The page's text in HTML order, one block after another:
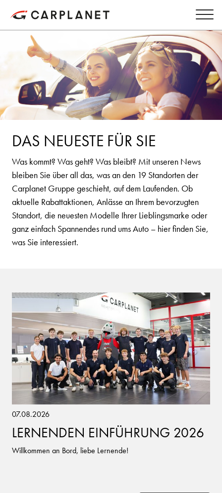
DAS NEUESTE FÜR SIE
Was kommt? Was geht? Was bleibt? Mit unseren News
bleiben Sie über all das, was an den 19 Standorten der
Carplanet Gruppe geschieht, auf dem Laufenden. Ob
aktuelle Rabattaktionen, Anlässe an Ihrem bevorzugten
Standort, die neuesten Modelle Ihrer Lieblingsmarke oder
ganz einfach Spannendes rund ums Auto – hier finden Sie,
was Sie interessiert.
07.08.2026
LERNENDEN EINFÜHRUNG 2026
Willkommen an Bord, liebe Lernende!